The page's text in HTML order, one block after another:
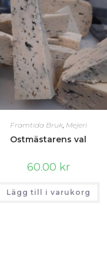
Framtida Bruk, Mejeri
Ostmästarens val
60.00 kr
Lägg till i varukorg